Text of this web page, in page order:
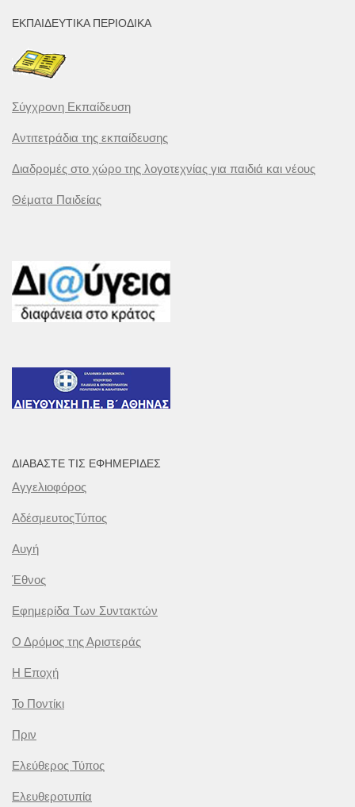
ΕΚΠΑΙΔΕΥΤΙΚΆ ΠΕΡΙΟΔΙΚΆ
Σύγχρονη Εκπαίδευση
Αντιτετράδια της εκπαίδευσης
Διαδρομές στο χώρο της λογοτεχνίας για παιδιά και νέους
Θέματα Παιδείας
ΔΙΑΒΆΣΤΕ ΤΙΣ ΕΦΗΜΕΡΊΔΕΣ
Αγγελιοφόρος
ΑδέσμευτοςΤύπος
Αυγή
Έθνος
Εφημερίδα Των Συντακτών
Ο Δρόμος της Αριστεράς
Η Εποχή
Το Ποντίκι
Πριν
Ελεύθερος Τύπος
Ελευθεροτυπία